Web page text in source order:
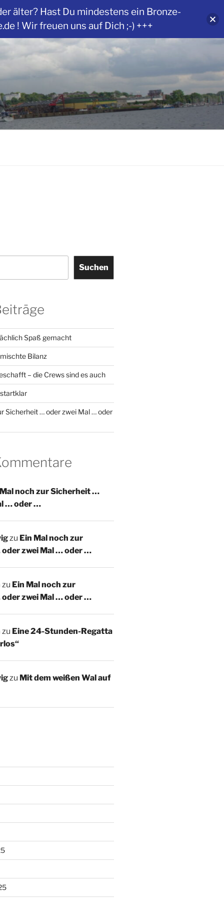
Suchen
Spaß gemacht
Bilanz
– die Crews sind es auch
Sicherheit … oder zwei Mal … oder
noch zur Sicherheit …
… oder …
zu Ein Mal noch zur
zwei Mal … oder …
zu Ein Mal noch zur
zwei Mal … oder …
zu Eine 24-Stunden-Regatta
zu Mit dem weißen Wal auf
älter? Hast Du mindestens ein Bronze-
! Wir freuen uns auf Dich ;-) +++